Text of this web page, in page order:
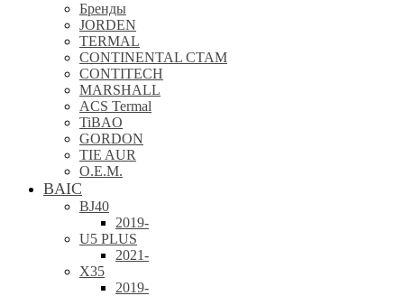
Бренды
JORDEN
TERMAL
CONTINENTAL CTAM
CONTITECH
MARSHALL
ACS Termal
TiBAO
GORDON
TIE AUR
O.E.M.
BAIC
BJ40
2019-
U5 PLUS
2021-
X35
2019-